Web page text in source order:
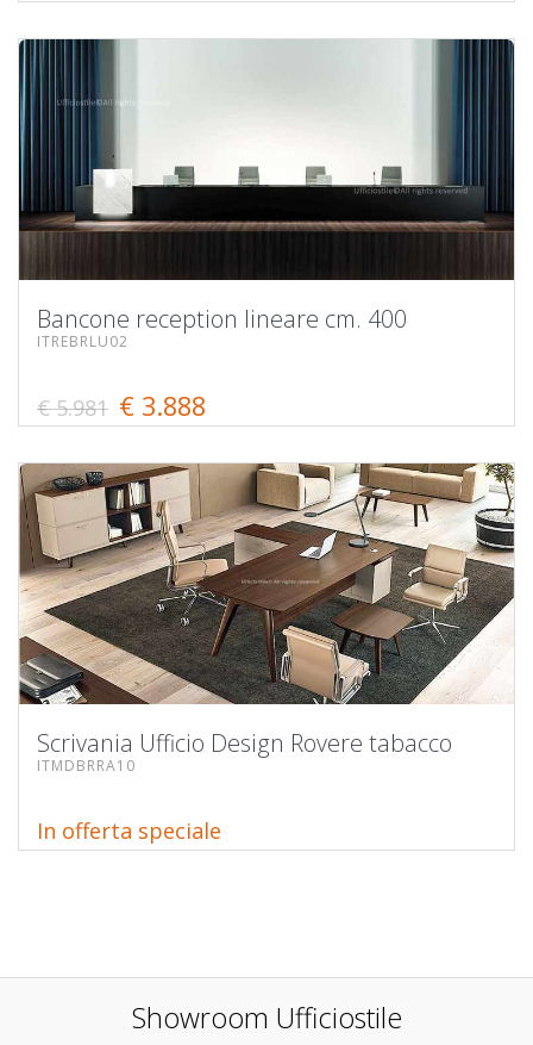
Bancone reception lineare cm. 400
ITREBRLU02
€ 5.981 € 3.888
Scrivania Ufficio Design Rovere tabacco
ITMDBRRA10
In offerta speciale
Showroom Ufficiostile